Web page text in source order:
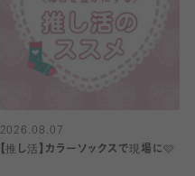
2026.08.07
【推し活】カラーソックスで現場に🩷